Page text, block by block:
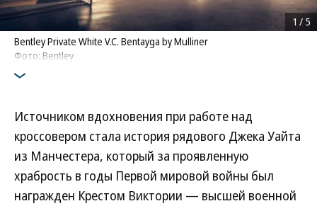
Bentley Private White V.C. Bentayga by Mulliner
Фото: Bentley
1 / 5
Источником вдохновения при работе над
кроссовером стала история рядового Джека Уайта
из Манчестера, который за проявленную
храбрость в годы Первой мировой войны был
награжден Крестом Виктории — высшей военной